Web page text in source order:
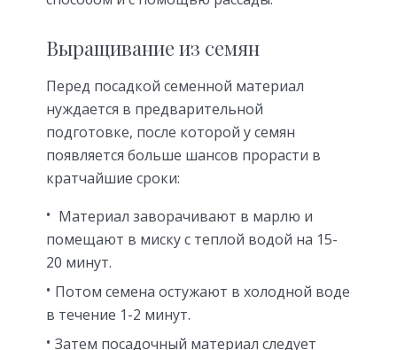
Выращивание из семян
Перед посадкой семенной материал
нуждается в предварительной
подготовке, после которой у семян
появляется больше шансов прорасти в
кратчайшие сроки:
Материал заворачивают в марлю и
помещают в миску с теплой водой на 15-
20 минут.
Потом семена остужают в холодной воде
в течение 1-2 минут.
Затем посадочный материал следует